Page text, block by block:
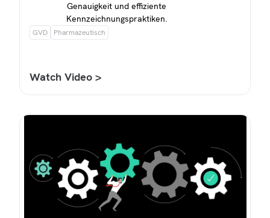
Genauigkeit und effiziente
Kennzeichnungspraktiken.
GVD Pharmazeutisch
Watch Video >